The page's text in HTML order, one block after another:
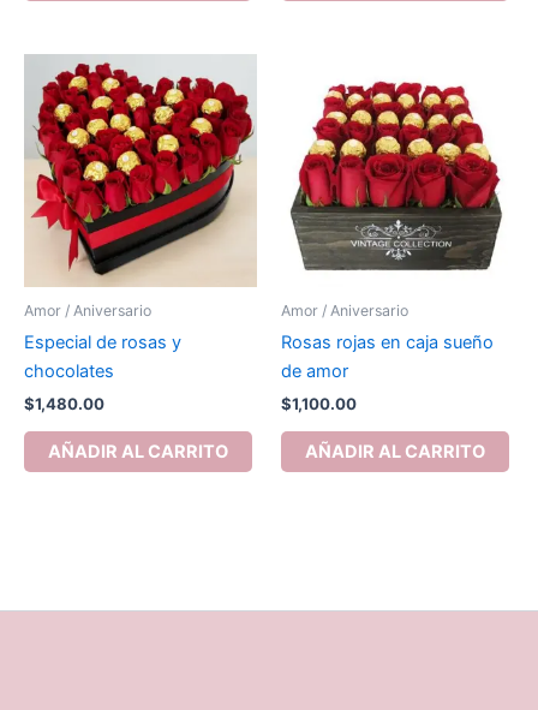
Amor / Aniversario
Especial de rosas y
chocolates
$1,480.00
AÑADIR AL CARRITO
Amor / Aniversario
Rosas rojas en caja sueño
de amor
$1,100.00
AÑADIR AL CARRITO